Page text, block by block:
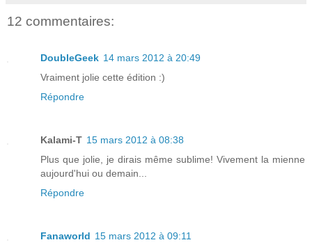
12 commentaires:
DoubleGeek 14 mars 2012 à 20:49
Vraiment jolie cette édition :)
Répondre
Kalami-T 15 mars 2012 à 08:38
Plus que jolie, je dirais même sublime! Vivement la mienne
aujourd'hui ou demain...
Répondre
Fanaworld 15 mars 2012 à 09:11